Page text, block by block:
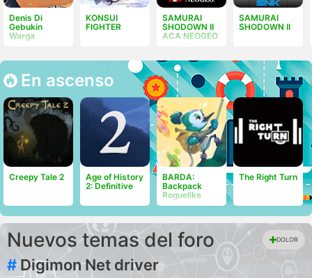
Denis Di
Gebukin
Warga
KONSUI
FIGHTER
SAMURAI
SHODOWN II
ACA NEOGEO
SAMURAI
SHODOWN II
En ascenso
Creepy Tale 2
Age of History
2: Definitive
BARDA:
Backpack
Roguelike
The Right Turn
Nuevos temas del foro DOLOR
# Digimon Net driver